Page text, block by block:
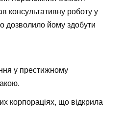
консультативну роботу у
дозволило йому здобути
у престижному
корпораціях, що відкрила